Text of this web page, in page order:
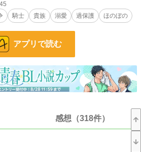
フを首に当てられたり、街に出かけるにもチェ
現れたり、戦場帰りのラルフ様に僕は振り回さ
め。
ています。
た。
騎士 貴族 溺愛 過保護 ほのぼの
アプリで読む
感想（318件）